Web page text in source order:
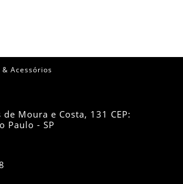
& Acessórios
de Moura e Costa, 131 CEP:
Paulo - SP